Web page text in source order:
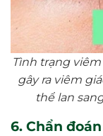
Tình trạng
gây ra viêm
thể lan
6. Chẩn